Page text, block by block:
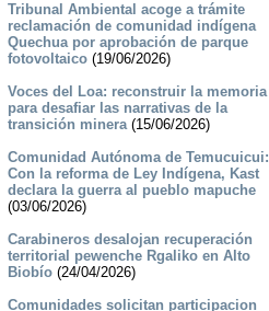
Tribunal Ambiental acoge a trámite
reclamación de comunidad indígena
Quechua por aprobación de parque
fotovoltaico(19/06/2026)
Voces del Loa: reconstruir la memoria
para desafiar las narrativas de la
transición minera(15/06/2026)
Comunidad Autónoma de Temucuicui:
Con la reforma de Ley Indígena, Kast
declara la guerra al pueblo mapuche
(03/06/2026)
Carabineros desalojan recuperación
territorial pewenche Rgaliko en Alto
Biobío(24/04/2026)
Comunidades solicitan participacion